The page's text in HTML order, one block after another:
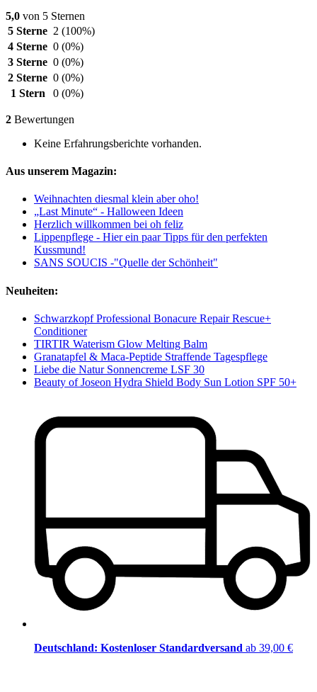
5,0 von 5 Sternen
5 Sterne 2 (100%)
4 Sterne 0 (0%)
3 Sterne 0 (0%)
2 Sterne 0 (0%)
1 Stern
0 (0%)
2 Bewertungen
Keine Erfahrungsberichte vorhanden.
Aus unserem Magazin:
Weihnachten diesmal klein aber oho!
„Last Minute“ - Halloween Ideen
Herzlich willkommen bei oh feliz
Lippenpflege - Hier ein paar Tipps für den perfekten
Kussmund!
SANS SOUCIS -"Quelle der Schönheit"
Neuheiten:
Schwarzkopf Professional Bonacure Repair Rescue+
Conditioner
TIRTIR Waterism Glow Melting Balm
Granatapfel & Maca-Peptide Straffende Tagespflege
Liebe die Natur Sonnencreme LSF 30
Beauty of Joseon Hydra Shield Body Sun Lotion SPF 50+
Deutschland: Kostenloser Standardversand ab 39,00 €